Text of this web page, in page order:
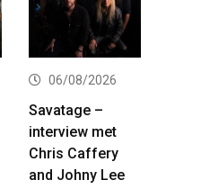
06/08/2026
Savatage –
interview met
Chris Caffery
and Johny Lee